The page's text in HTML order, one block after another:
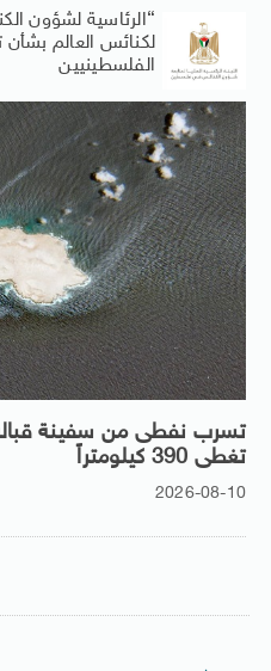
“الرئاسية لشؤون
لكنائس العالم
الفلسطينيين
تسرب نفطى من سفينة
تغطى 390 كيلومتراً
2026-08-10